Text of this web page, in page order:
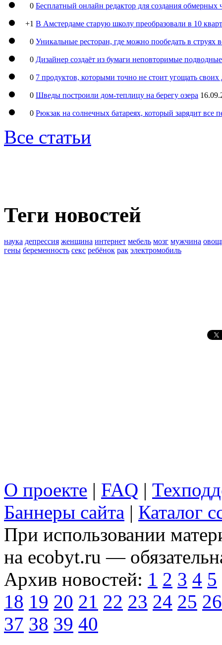
0 Бесплатный онлайн редактор для создания обмерных
+1 В Амстердаме старую школу преобразовали в 10
0 Уникальные ресторан, где можно пообедать в струях
0 Дизайнер создаёт из бумаги неповторимые
0 7 продуктов, которыми точно не стоит угощать
0 Шведы построили дом-теплицу на берегу озера
0 Рюкзак на солнечных батареях, который зарядит все
Все статьи
Теги новостей
наука депрессия женщина интернет мебель мозг мужчина
гены беременность секс ребёнок рак электромобиль
О проекте | FAQ |
Баннеры сайта | Каталог
При использовании
на ecobyt.ru —
Архив новостей: 1 2 3 4 5
18 19 20 21 22 23 24 25 26
37 38 39 40